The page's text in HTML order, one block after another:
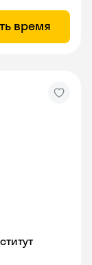
время